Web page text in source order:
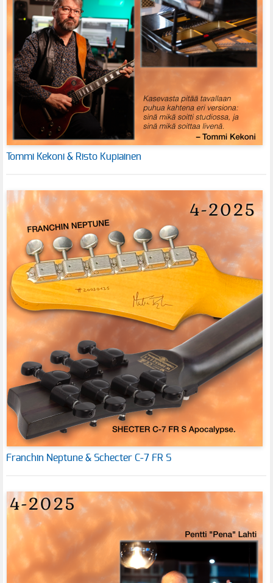
Tommi Kekoni & Risto Kupiainen
Franchin Neptune & Schecter C-7 FR S